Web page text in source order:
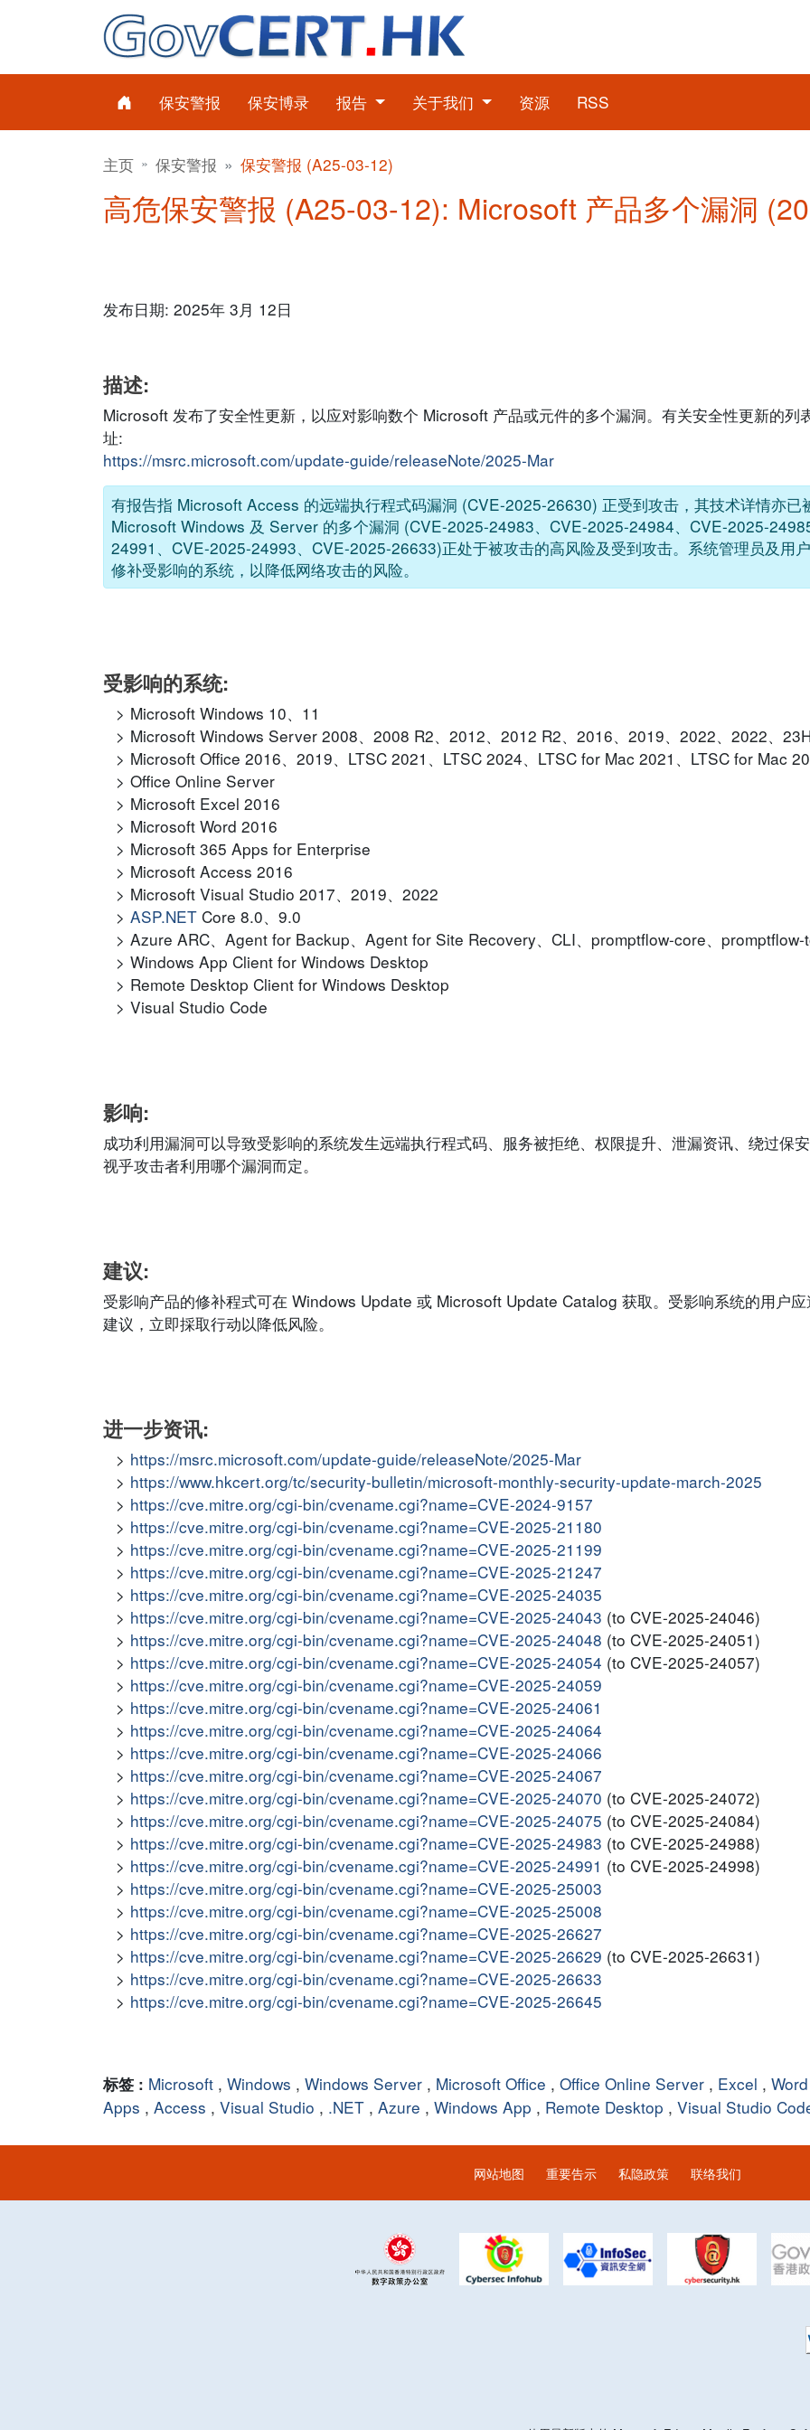
保安警报 保安博录 报告 关于我们 资源 RSS
主页 保安警报 保安警报 (A25-03-12)
高危保安警报 (A25-03-12): Microsoft 产品多个漏洞
发布日期: 2025年 3月 12日
描述:
Microsoft 发布了安全性更新，以应对影响数个 Microsoft 产品或元件的多个漏洞。有关安全性更新的列
址:
https://msrc.microsoft.com/update-guide/releaseNote/2025-Mar
有报告指 Microsoft Access 的远端执行程式码漏洞 (CVE-2025-26630) 正受到攻击，其技术详情亦已
Microsoft Windows 及 Server 的多个漏洞 (CVE-2025-24983、CVE-2025-24984、CVE-2025-
24991、CVE-2025-24993、CVE-2025-26633)正处于被攻击的高风险及受到攻击。系统管理员及用
修补受影响的系统，以降低网络攻击的风险。
受影响的系统:
Microsoft Windows 10、11
Microsoft Windows Server 2008、2008 R2、2012、2012 R2、2016、2019、2022、2022、
Microsoft Office 2016、2019、LTSC 2021、LTSC 2024、LTSC for Mac 2021、LTSC for Mac
Office Online Server
Microsoft Excel 2016
Microsoft Word 2016
Microsoft 365 Apps for Enterprise
Microsoft Access 2016
Microsoft Visual Studio 2017、2019、2022
ASP.NET Core 8.0、9.0
Azure ARC、Agent for Backup、Agent for Site Recovery、CLI、promptflow-core、promptflow-
Windows App Client for Windows Desktop
Remote Desktop Client for Windows Desktop
Visual Studio Code
影响:
成功利用漏洞可以导致受影响的系统发生远端执行程式码、服务被拒绝、权限提升、泄漏资讯、绕过保
视乎攻击者利用哪个漏洞而定。
建议:
受影响产品的修补程式可在 Windows Update 或 Microsoft Update Catalog 获取。受影响系统的用户
建议，立即採取行动以降低风险。
进一步资讯:
https://msrc.microsoft.com/update-guide/releaseNote/2025-Mar
https://www.hkcert.org/tc/security-bulletin/microsoft-monthly-security-update-march-2025
https://cve.mitre.org/cgi-bin/cvename.cgi?name=CVE-2024-9157
https://cve.mitre.org/cgi-bin/cvename.cgi?name=CVE-2025-21180
https://cve.mitre.org/cgi-bin/cvename.cgi?name=CVE-2025-21199
https://cve.mitre.org/cgi-bin/cvename.cgi?name=CVE-2025-21247
https://cve.mitre.org/cgi-bin/cvename.cgi?name=CVE-2025-24035
https://cve.mitre.org/cgi-bin/cvename.cgi?name=CVE-2025-24043 (to CVE-2025-24046)
https://cve.mitre.org/cgi-bin/cvename.cgi?name=CVE-2025-24048 (to CVE-2025-24051)
https://cve.mitre.org/cgi-bin/cvename.cgi?name=CVE-2025-24054 (to CVE-2025-24057)
https://cve.mitre.org/cgi-bin/cvename.cgi?name=CVE-2025-24059
https://cve.mitre.org/cgi-bin/cvename.cgi?name=CVE-2025-24061
https://cve.mitre.org/cgi-bin/cvename.cgi?name=CVE-2025-24064
https://cve.mitre.org/cgi-bin/cvename.cgi?name=CVE-2025-24066
https://cve.mitre.org/cgi-bin/cvename.cgi?name=CVE-2025-24067
https://cve.mitre.org/cgi-bin/cvename.cgi?name=CVE-2025-24070 (to CVE-2025-24072)
https://cve.mitre.org/cgi-bin/cvename.cgi?name=CVE-2025-24075 (to CVE-2025-24084)
https://cve.mitre.org/cgi-bin/cvename.cgi?name=CVE-2025-24983 (to CVE-2025-24988)
https://cve.mitre.org/cgi-bin/cvename.cgi?name=CVE-2025-24991 (to CVE-2025-24998)
https://cve.mitre.org/cgi-bin/cvename.cgi?name=CVE-2025-25003
https://cve.mitre.org/cgi-bin/cvename.cgi?name=CVE-2025-25008
https://cve.mitre.org/cgi-bin/cvename.cgi?name=CVE-2025-26627
https://cve.mitre.org/cgi-bin/cvename.cgi?name=CVE-2025-26629 (to CVE-2025-26631)
https://cve.mitre.org/cgi-bin/cvename.cgi?name=CVE-2025-26633
https://cve.mitre.org/cgi-bin/cvename.cgi?name=CVE-2025-26645
标签 : Microsoft , Windows , Windows Server , Microsoft Office , Office Online Server , Excel , Word
Apps , Access , Visual Studio , .NET , Azure , Windows App , Remote Desktop , Visual Studio
网站地图 重要告示 私隐政策 联络我们